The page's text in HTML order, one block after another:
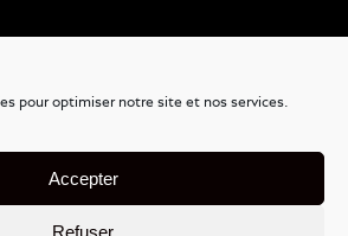
pour optimiser notre site et nos services.
Accepter
Refuser
Mention légales